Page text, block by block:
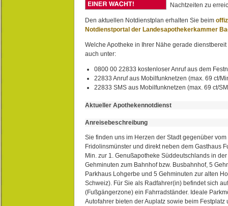
Nachtzeiten zu
Den aktuellen Notdienstplan erhalten Sie beim
Notdienstportal der Landesapothekerkammer
Welche Apotheke in Ihrer Nähe gerade
auch unter:
0800 00 22833 kostenloser Anruf aus dem
22833 Anruf aus Mobilfunknetzen (max. 69 ct/
22833 SMS aus Mobilfunknetzen (max. 69 ct/
Aktueller Apothekennotdienst
Anreisebeschreibung
Sie finden uns im Herzen der Stadt gegenüber
Fridolinsmünster und direkt neben dem Gasthaus
Min. zur 1. Genußapotheke Süddeutschlands in
Gehminuten zum Bahnhof bzw. Busbahnhof, 5
Parkhaus Lohgerbe und 5 Gehminuten zur alten
Schweiz). Für Sie als Radfahrer(in) befindet sich
(Fußgängerzone) ein Fahrradständer. Ideale
Autofahrer bieten der Auplatz sowie beim Festplatz